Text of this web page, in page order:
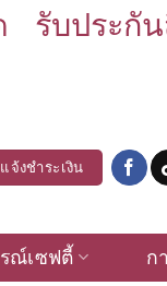
รับประกั
แจ้งชำระเงิน
ณ์เซฟตี้ ก